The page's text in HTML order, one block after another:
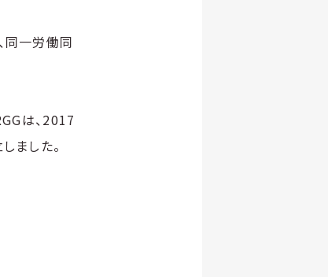
同一労働同
は、2017
ました。